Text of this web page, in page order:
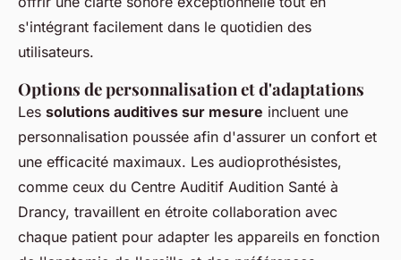
s'intégrant facilement dans le quotidien des
utilisateurs.
Options de personnalisation et d'adaptations
Les solutions auditives sur mesure incluent une
personnalisation poussée afin d'assurer un confort et
une efficacité maximaux. Les audioprothésistes,
comme ceux du Centre Auditif Audition Santé à
Drancy, travaillent en étroite collaboration avec
chaque patient pour adapter les appareils en fonction